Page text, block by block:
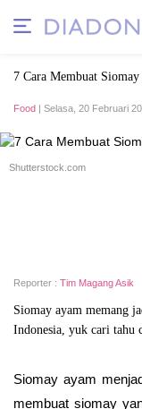
7 Cara Membuat
Food | Selasa, 20 Februari
Shutterstock.com
Reporter : Tim Magang Asik
Siomay ayam memang
Indonesia, yuk cari tahu
Siomay ayam
membuat siomay